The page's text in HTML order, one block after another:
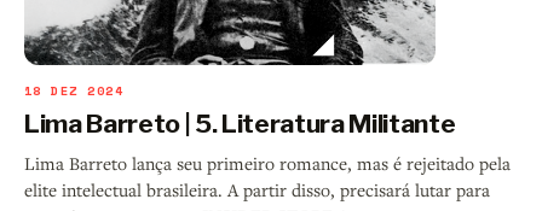
18 DEZ 2024
Lima Barreto | 5. Literatura Militante
Lima Barreto lança seu primeiro romance, mas é rejeitado pela
elite intelectual brasileira. A partir disso, precisará lutar para